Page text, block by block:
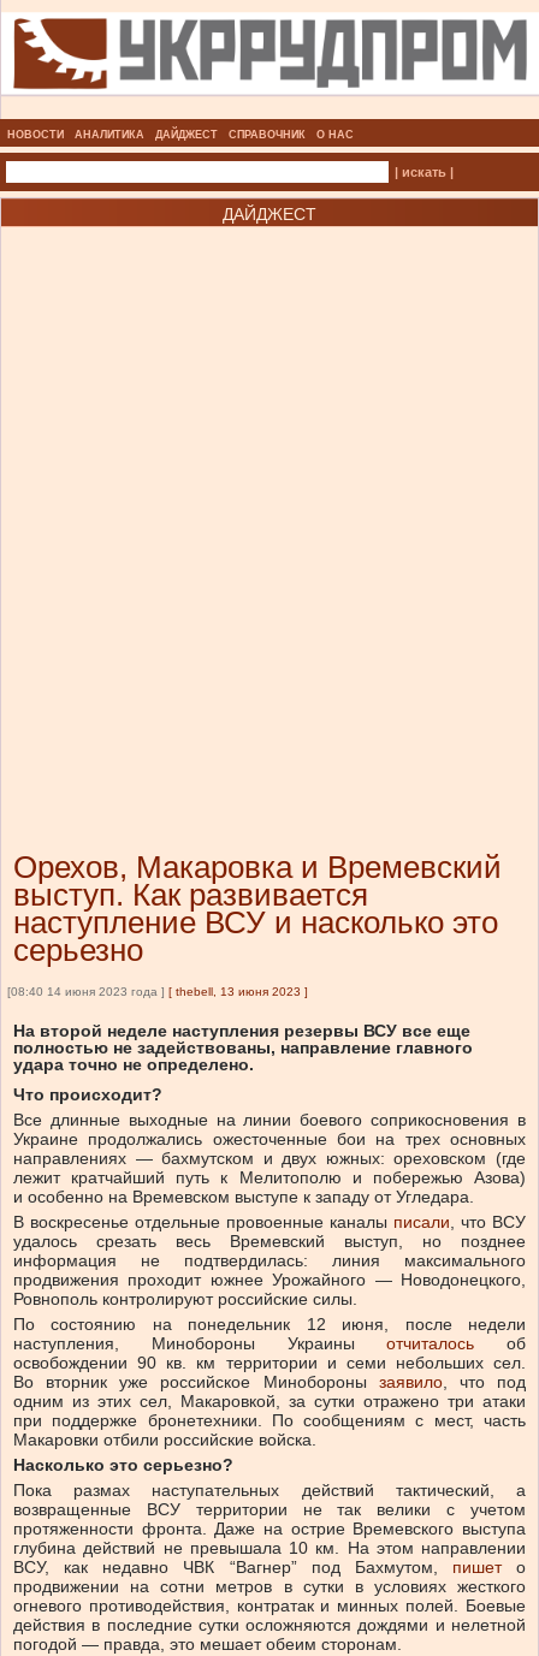
НОВОСТИ АНАЛИТИКА ДАЙДЖЕСТ СПРАВОЧНИК О НАС
| искать |
ДАЙДЖЕСТ
Орехов, Макаровка и Времевский
выступ. Как развивается
наступление ВСУ и насколько это
серьезно
[08:40 14 июня 2023 года ] [ thebell, 13 июня 2023 ]
На второй неделе наступления резервы ВСУ все еще
полностью не задействованы, направление главного
удара точно не определено.
Что происходит?
Все длинные выходные на линии боевого соприкосновения в
Украине продолжались ожесточенные бои на трех основных
направлениях — бахмутском и двух южных: ореховском (где
лежит кратчайший путь к Мелитополю и побережью Азова)
и особенно на Времевском выступе к западу от Угледара.
В воскресенье отдельные провоенные каналы писали, что ВСУ
удалось срезать весь Времевский выступ, но позднее
информация не подтвердилась: линия максимального
продвижения проходит южнее Урожайного — Новодонецкого,
Ровнополь контролируют российские силы.
По состоянию на понедельник 12 июня, после недели
наступления, Минобороны Украиныотчиталось об
освобождении 90 кв. км территории и семи небольших сел.
Во вторник уже российское Минобороны заявило, что под
одним из этих сел, Макаровкой, за сутки отражено три атаки
при поддержке бронетехники. По сообщениям с мест, часть
Макаровки отбили российские войска.
Насколько это серьезно?
Пока размах наступательных действий тактический, а
возвращенные ВСУ территории не так велики с учетом
протяженности фронта. Даже на острие Времевского выступа
глубина действий не превышала 10 км. На этом направлении
ВСУ, как недавно ЧВК “Вагнер” под Бахмутом, пишето
продвижении на сотни метров в сутки в условиях жесткого
огневого противодействия, контратак и минных полей. Боевые
действия в последние сутки осложняются дождями и нелетной
погодой — правда, это мешает обеим сторонам.